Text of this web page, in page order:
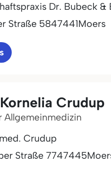
Dr. Bubeck &
Straße 5847441Moers
Crudup
Allgemeinmedizin
Crudup
Straße 7747445